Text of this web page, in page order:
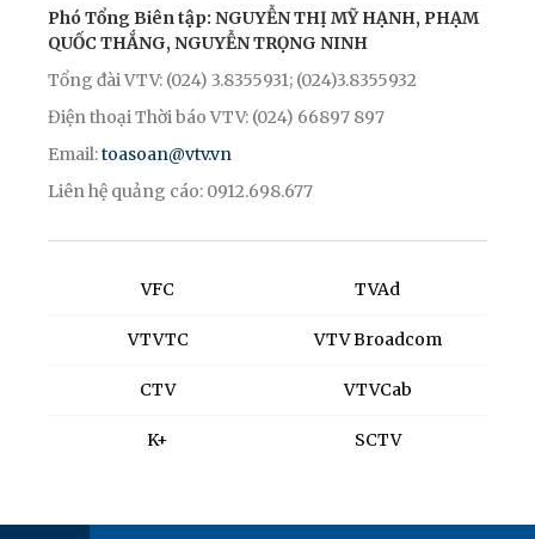
Phó Tổng Biên tập: NGUYỄN THỊ MỸ HẠNH, PHẠM
QUỐC THẮNG, NGUYỄN TRỌNG NINH
Tổng đài VTV: (024) 3.8355931; (024)3.8355932
Điện thoại Thời báo VTV: (024) 66897 897
Email:toasoan@vtv.vn
Liên hệ quảng cáo: 0912.698.677
VFC
VTVTC
CTV
K+
TVAd
VTV Broadcom
VTVCab
SCTV